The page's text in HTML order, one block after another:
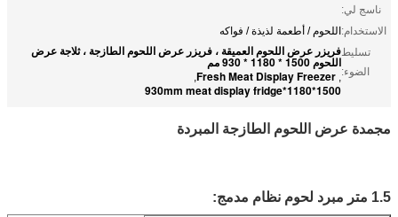
ناسج لي:
الاستخدام:اللحوم / أطعمة لذيذة / فواكه
تسليط
الضوء:
فريزر عرض اللحوم العميقة ، فريزر عرض اللحوم الطازجة ، ثلاجة عرض
اللحوم 1500 * 1180 * 930 مم
,
Fresh Meat Display Freezer
,
1500*1180*930mm meat display fridge
مجمدة عرض اللحوم الطازجة المبردة
1.5 متر مبرد لحوم نظام مدمج: